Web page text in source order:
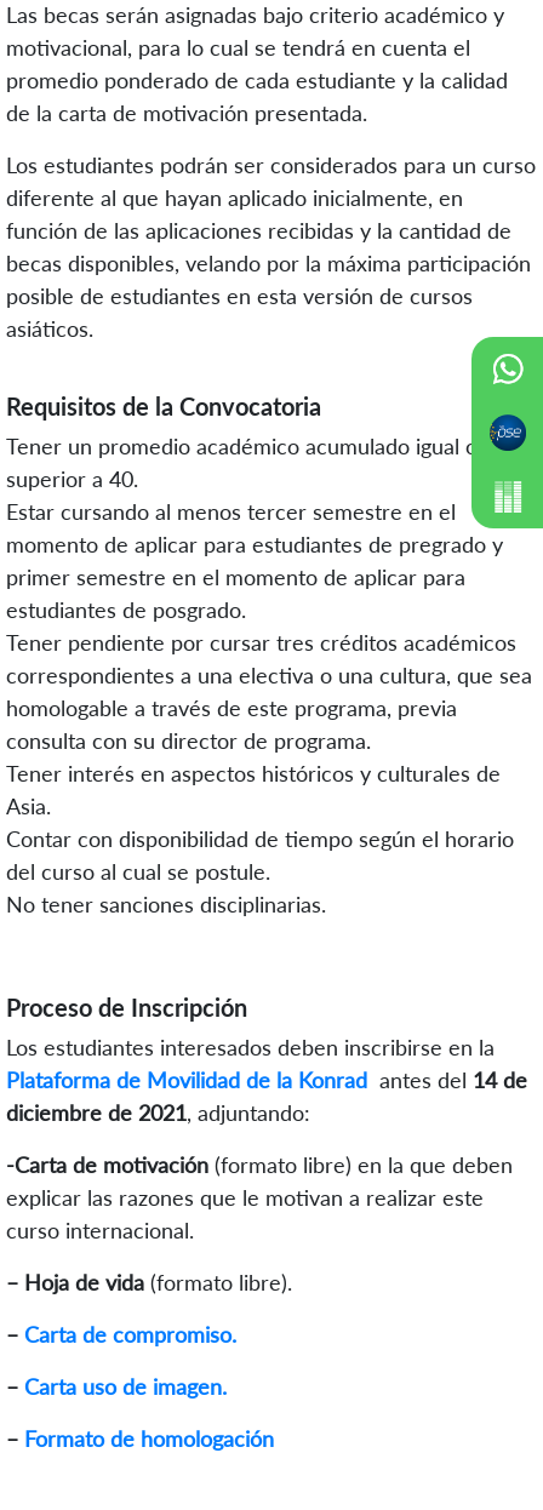
Las becas serán asignadas bajo criterio académico y
motivacional, para lo cual se tendrá en cuenta el
promedio ponderado de cada estudiante y la calidad
de la carta de motivación presentada.
Los estudiantes podrán ser considerados para un curso
diferente al que hayan aplicado inicialmente, en
función de las aplicaciones recibidas y la cantidad de
becas disponibles, velando por la máxima participación
posible de estudiantes en esta versión de cursos
asiáticos.
Requisitos de la Convocatoria
Tener un promedio académico acumulado igual o
superior a 40.
Estar cursando al menos tercer semestre en el
momento de aplicar para estudiantes de pregrado y
primer semestre en el momento de aplicar para
estudiantes de posgrado.
Tener pendiente por cursar tres créditos académicos
correspondientes a una electiva o una cultura, que sea
homologable a través de este programa, previa
consulta con su director de programa.
Tener interés en aspectos históricos y culturales de
Asia.
Contar con disponibilidad de tiempo según el horario
del curso al cual se postule.
No tener sanciones disciplinarias.
Proceso de Inscripción
Los estudiantes interesados deben inscribirse en la
Plataforma de Movilidad de la Konrad antes del 14 de
diciembre de 2021, adjuntando:
-Carta de motivación (formato libre) en la que deben
explicar las razones que le motivan a realizar este
curso internacional.
– Hoja de vida (formato libre).
– Carta de compromiso.
– Carta uso de imagen.
– Formato de homologación